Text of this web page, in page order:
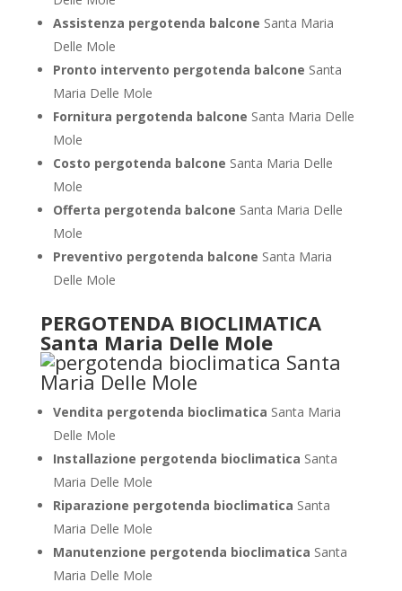
Assistenza pergotenda balcone Santa Maria
Delle Mole
Pronto intervento pergotenda balcone Santa
Maria Delle Mole
Fornitura pergotenda balcone Santa Maria Delle
Mole
Costo pergotenda balcone Santa Maria Delle
Mole
Offerta pergotenda balcone Santa Maria Delle
Mole
Preventivo pergotenda balcone Santa Maria
Delle Mole
PERGOTENDA BIOCLIMATICA
Santa Maria Delle Mole
Vendita pergotenda bioclimatica Santa Maria
Delle Mole
Installazione pergotenda bioclimatica Santa
Maria Delle Mole
Riparazione pergotenda bioclimatica Santa
Maria Delle Mole
Manutenzione pergotenda bioclimatica Santa
Maria Delle Mole